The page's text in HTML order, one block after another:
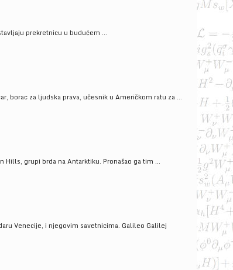
prekretnicu u budućem ...
borac za ljudska prava, učesnik u Američkom ratu za ...
grupi brda na Antarktiku. Pronašao ga tim ...
Venecije, i njegovim savetnicima. Galileo Galilej